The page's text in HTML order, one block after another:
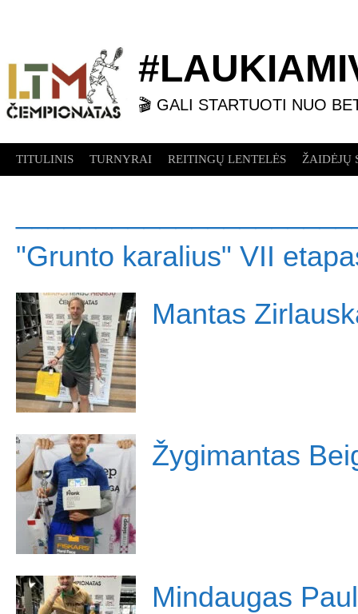
🎬 GALI STARTUOTI NUO
TITULINIS TURNYRAI REITINGŲ LENTELĖS ŽAIDĖJŲ
"Grunto karalius" VII
Mantas
Žygimantas
Mindaugas